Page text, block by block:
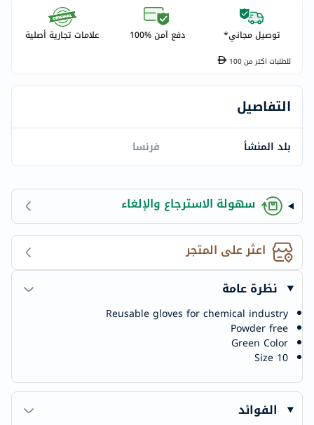
توصيل مجاني* دفع آمن %100 علامات تجارية أصلية
للطلبات اكتر من100
التفاصيل
بلد المنشأ فرنسا
سهولة الاسترجاع والإلغاء
اعثر على المتجر
نظرة عامة
Reusable gloves for chemical industry
Powder free
Green Color
Size 10
الفوائد